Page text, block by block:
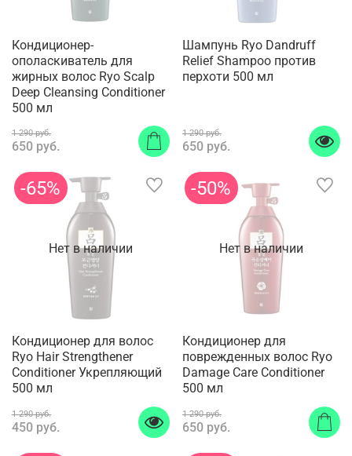
Кондиционер-
ополаскиватель для
жирных волос Ryo Scalp
Deep Cleansing Conditioner
500 мл
1 290 руб.
650 руб.
Шампунь Ryo Dandruff
Relief Shampoo против
перхоти 500 мл
1 290 руб.
650 руб.
Нет в наличии
-65%
Кондиционер для волос
Ryo Hair Strengthener
Сonditioner Укрепляющий
500 мл
1 290 руб.
450 руб.
Нет в наличии
-50%
Кондиционер для
поврежденных волос Ryo
Damage Care Conditioner
500 мл
1 290 руб.
650 руб.